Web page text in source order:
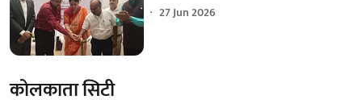
27 Jun 2026
कोलकाता सिटी